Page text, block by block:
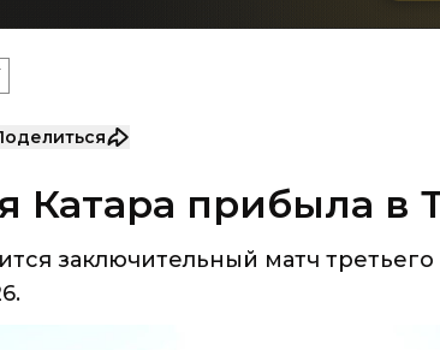
Катара прибыла в
заключительный матч